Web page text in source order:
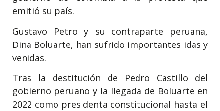
emitió su país.
Gustavo Petro y su contraparte peruana,
Dina Boluarte, han sufrido importantes idas y
venidas.
Tras la destitución de Pedro Castillo del
gobierno peruano y la llegada de Boluarte en
2022 como presidenta constitucional hasta el